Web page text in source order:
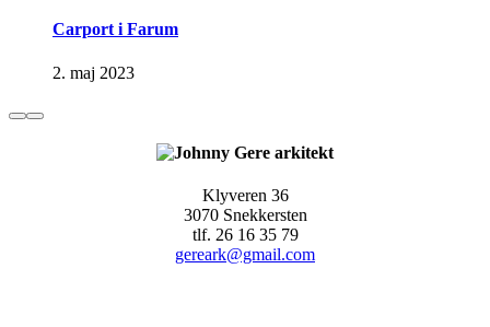
Carport i Farum
2. maj 2023
Klyveren 36
3070 Snekkersten
tlf. 26 16 35 79
gereark@gmail.com